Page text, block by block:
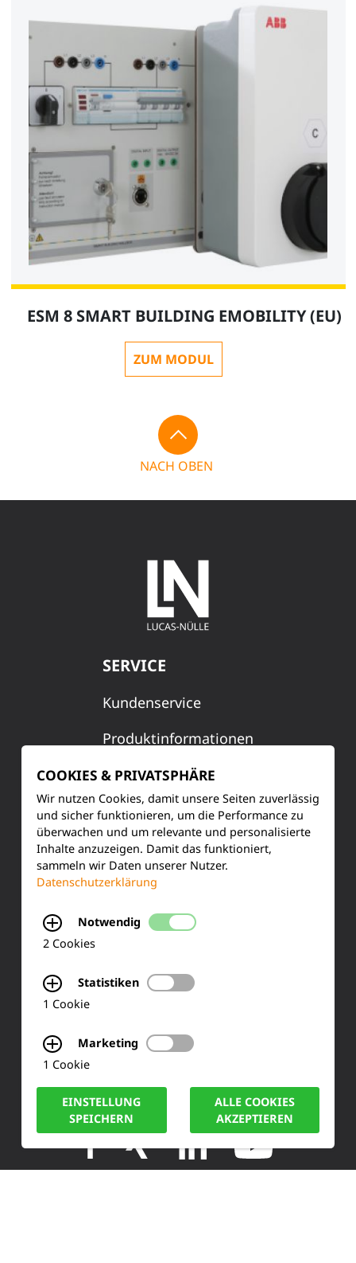
ESM 8 SMART BUILDING EMOBILITY (EU)
ZUM MODUL
NACH OBEN
SERVICE
Kundenservice
Produktinformationen
Training & Schulung
Ihre Meinung
FAQ
KONTAKT
50170 Kerpen
Fax: +49 (0) 2273 567 30
info@lucas-nuelle.de
COOKIES & PRIVATSPHÄRE
Wir nutzen Cookies, damit unsere Seiten zuverlässig
und sicher funktionieren, um die Performance zu
überwachen und um relevante und personalisierte
Inhalte anzuzeigen. Damit das funktioniert,
sammeln wir Daten unserer Nutzer.
Datenschutzerklärung
Notwendig
2 Cookies
Statistiken
1 Cookie
Marketing
1 Cookie
EINSTELLUNG
SPEICHERN
ALLE COOKIES
AKZEPTIEREN